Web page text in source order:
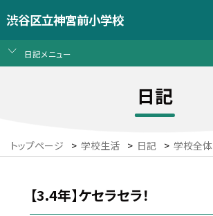
渋谷区立神宮前小学校
日記メニュー
日記
トップページ > 学校生活 > 日記 > 学校全体
【3.4年】ケセラセラ！